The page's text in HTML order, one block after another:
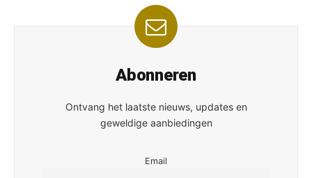
Abonneren
Ontvang het laatste nieuws, updates en
geweldige aanbiedingen
Email